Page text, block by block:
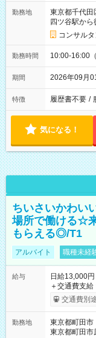
勤務地
東京都千代田
四ツ谷駅から
コンサル
勤務時間 10:00-16:00
期間 2026年09月
特徴 履歴書不要 /
気になる！
ちいさいかわい
場所で働ける☆
もらえる◎/T1
アルバイト 職種未経
給与
日給13,000円
＋交通費支給 ★交通費全額支給！ ┗案件により規定あり ★日払
いOK！（規
ンビニATMから
交通費別
勤務地
東京都町田市
東京都町田市